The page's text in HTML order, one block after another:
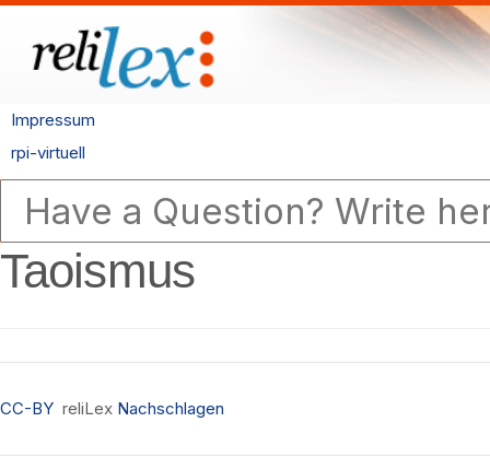
Impressum
rpi-virtuell
Taoismus
CC-BY reliLex Nachschlagen